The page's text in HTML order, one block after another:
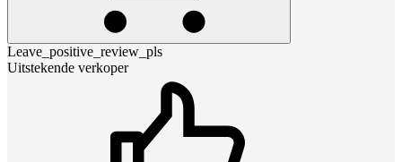
Leave_positive_review_pls
Uitstekende verkoper